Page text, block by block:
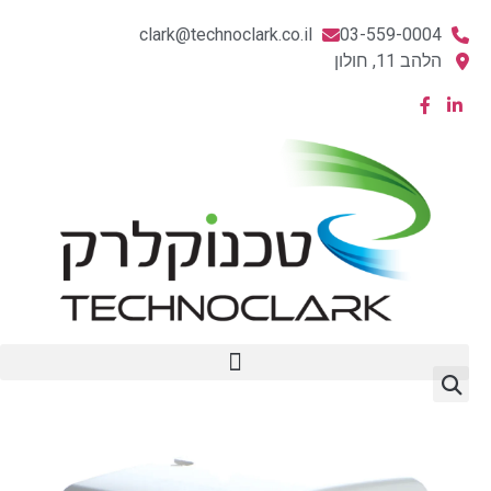
03-559-0004
clark@technoclark.co.il
הלהב 11, חולון